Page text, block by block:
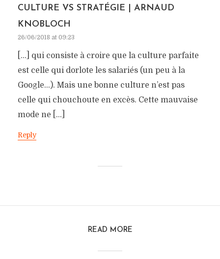
CULTURE VS STRATÉGIE | ARNAUD
KNOBLOCH
26/06/2018 at 09:23
[…] qui consiste à croire que la culture parfaite
est celle qui dorlote les salariés (un peu à la
Google…). Mais une bonne culture n’est pas
celle qui chouchoute en excès. Cette mauvaise
mode ne […]
Reply
READ MORE